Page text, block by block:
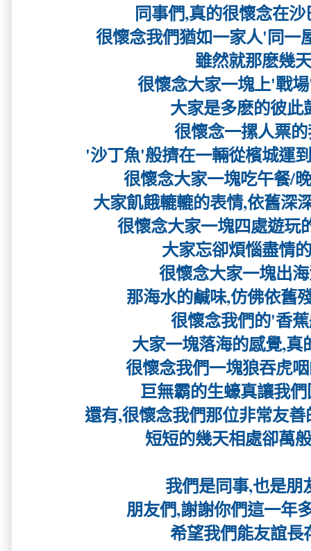
同事們,真的很懷念在
很懷念我們猶如一家人'同一
雖然就那麽幾
很懷念大家一塊上'戰
大家是多麽的彼此
很懷念一摞人票
'沙丁魚'般擠在一輛從檳城運
很懷念大家一塊吃午餐/
大家飢餓轆轆的表情,依舊深
很懷念大家一塊四處遊玩
大家忘卻煩惱盡情
很懷念大家一塊出
那海水的鹹味,仿佛依舊
很懷念我們的'香
大家一塊落海的感覺,真
很懷念我們一塊狼吞虎
巨無霸的生蠔真讓我
還有,很懷念我們那位非常友
短短的幾天相處卻萬
我們是同事,也是朋
朋友們,謝謝你們這一年
希望我們能友誼長